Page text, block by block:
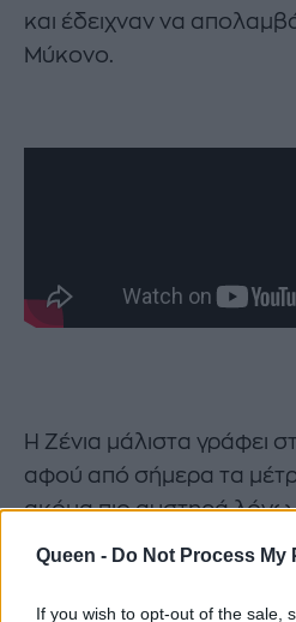
Queen - Do Not Process
If you wish to opt-out of the sale,
και έδειχναν να
Μύκονο.
Η Ζένια μάλιστα γράφει
αφού από σήμερα τα
ακόμα πιο αυστηρά λόγω
μάλλον η Μαρία Ελένη